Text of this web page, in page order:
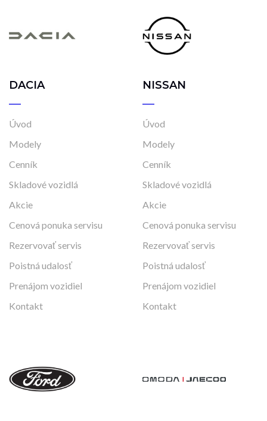
DACIA
Úvod
Modely
Cenník
Skladové vozidlá
Akcie
Cenová ponuka servisu
Rezervovať servis
Poistná udalosť
Prenájom vozidiel
Kontakt
NISSAN
Úvod
Modely
Cenník
Skladové vozidlá
Akcie
Cenová ponuka servisu
Rezervovať servis
Poistná udalosť
Prenájom vozidiel
Kontakt